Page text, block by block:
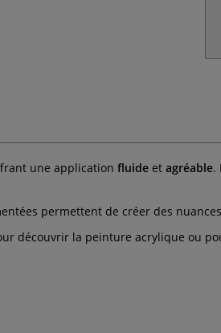
une application fluide et agréable.
permettent de créer des
découvrir la peinture acrylique ou